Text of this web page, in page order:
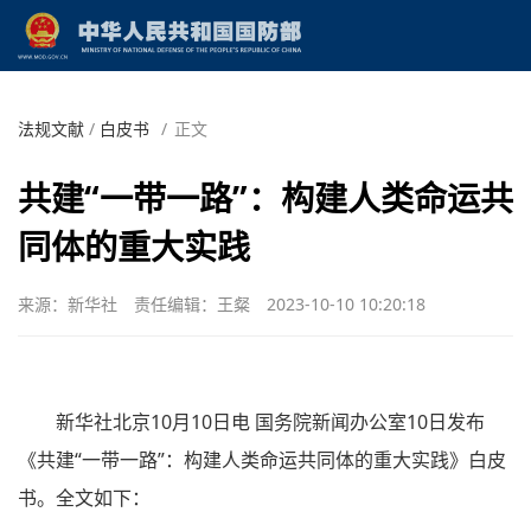
法规文献 / 白皮书 / 正文
共建“一带一路”：构建人类命运共
同体的重大实践
来源：新华社 责任编辑：王粲 2023-10-10 10:20:18
新华社北京10月10日电 国务院新闻办公室10日发布
《共建“一带一路”：构建人类命运共同体的重大实践》白皮
书。全文如下：